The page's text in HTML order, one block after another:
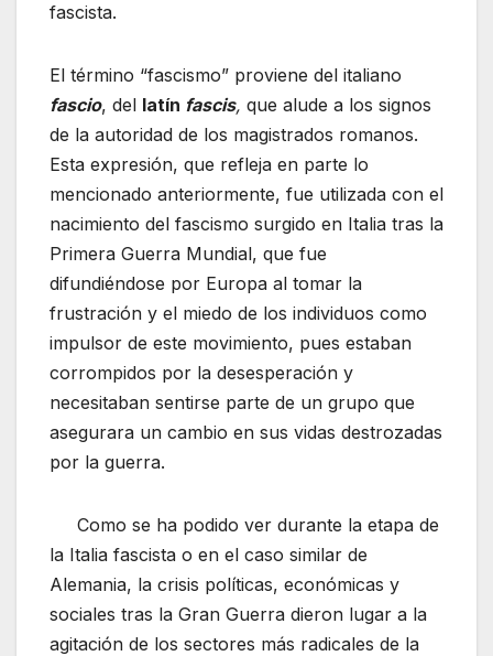
fascista.
El término “fascismo” proviene del italiano
fascio, del latín fascis, que alude a los signos
de la autoridad de los magistrados romanos.
Esta expresión, que refleja en parte lo
mencionado anteriormente, fue utilizada con el
nacimiento del fascismo surgido en Italia tras la
Primera Guerra Mundial, que fue
difundiéndose por Europa al tomar la
frustración y el miedo de los individuos como
impulsor de este movimiento, pues estaban
corrompidos por la desesperación y
necesitaban sentirse parte de un grupo que
asegurara un cambio en sus vidas destrozadas
por la guerra.
Como se ha podido ver durante la etapa de
la Italia fascista o en el caso similar de
Alemania, la crisis políticas, económicas y
sociales tras la Gran Guerra dieron lugar a la
agitación de los sectores más radicales de la